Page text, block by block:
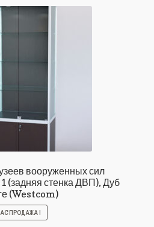
вооруженных сил
стенка ДВП), Дуб
(Westcom)